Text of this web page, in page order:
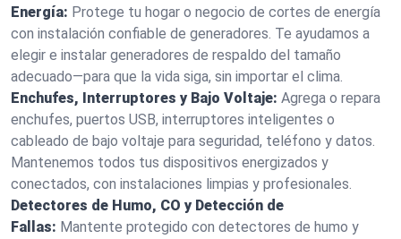
Energía: Protege tu hogar o negocio de cortes de energía
con instalación confiable de generadores. Te ayudamos a
elegir e instalar generadores de respaldo del tamaño
adecuado—para que la vida siga, sin importar el clima.
Enchufes, Interruptores y Bajo Voltaje: Agrega o repara
enchufes, puertos USB, interruptores inteligentes o
cableado de bajo voltaje para seguridad, teléfono y datos.
Mantenemos todos tus dispositivos energizados y
conectados, con instalaciones limpias y profesionales.
Detectores de Humo, CO y Detección de
Fallas: Mantente protegido con detectores de humo y